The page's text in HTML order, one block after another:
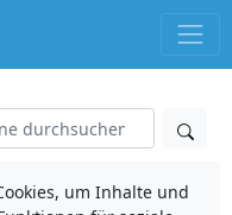
um Inhalte und